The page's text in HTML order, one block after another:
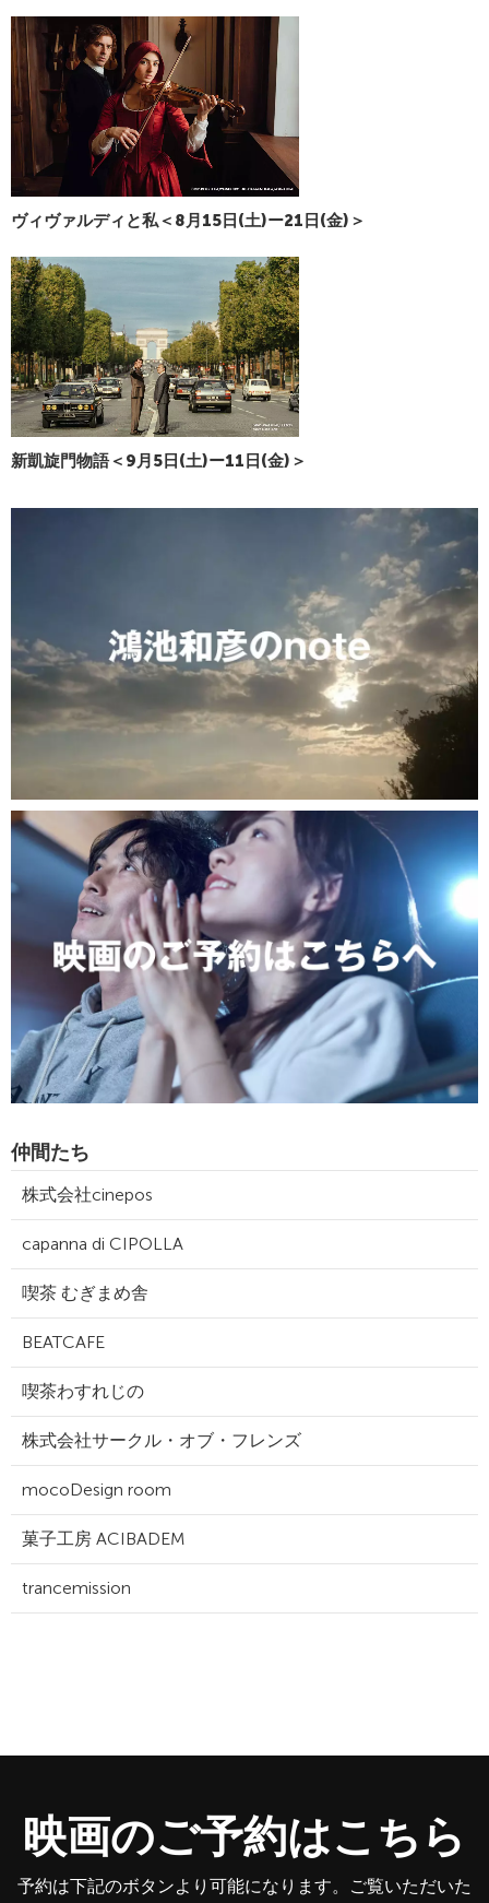
ヴィヴァルディと私＜8月15日(土)ー21日(金)＞
新凱旋門物語＜9月5日(土)ー11日(金)＞
仲間たち
株式会社cinepos
capanna di CIPOLLA
喫茶 むぎまめ舎
BEATCAFE
喫茶わすれじの
株式会社サークル・オブ・フレンズ
mocoDesign room
菓子工房 ACIBADEM
trancemission
映画のご予約はこちら
予約は下記のボタンより可能になります。ご覧いただいた